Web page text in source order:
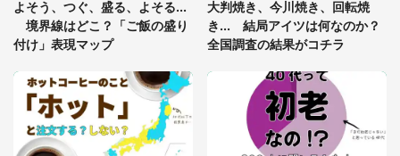
座布団だろ」「食パンの耳」と1.4万人困惑
っ暗な道で遭難状態。なんとか見つけた民家に助け
を求めると、住人の男性が...」
「孫にあげると思って、あなたにこれをあげる」
よそう、つぐ、盛る、よそる...
境界線はどこ？「ご飯の盛り
付け」表現マップ
大判焼き、今川焼き、回転焼
き... 結局アイツは何なのか？
全国調査の結果がコチラ